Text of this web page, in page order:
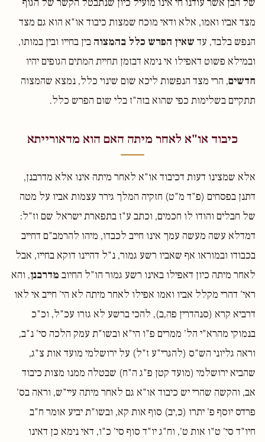
של הבן אשר עודנו חי אינו מועיל כיון שנתבטל הקשר של הגוף
מצד אביו ואמו, אלא ודאי מוכח שמצות כיבוד או"א הוא גם מצד
הנפש בלבד, עד שאין הפרש כלל בהמצוה בין בחייו ובין במותו,
ובמילא פשוט דאפילו אי נימא דבזמן תחיית המתים הגופים יהיו
חדשים, הרי מצד הנפשות ליכא שום שינוי כלל, נמצא שהמצוה
תתקיים בשלימות כפי שהוא בזה"ז בלי שום הפרש כלל.
כיבוד או"א לאחר מיתה האם הוא מדאורייתא
אלא שמצינו דעות דכיבוד או"א לאחר מיתה אינו אלא מדרבנן,
דתנן בפסחים (פ"ד מ"ט) חזקיה המלך גירר עצמות אביו על מטה
של חבלים והודו לו חכמים, וכתב ע"ז בתפארת ישראל שם וז"ל:
דמדלא עשה מעשה עמך אינו חייב לכבדו, מיהו להרמב"ם דחייב
בכבודו ובמוראו אף שאביו רשע גמור, נ"ל דהיינו דוקא בחייו, אבל
לאחר מיתה כיון דאפילו באינו רשע גמור הו"ל החיוב מדרבנן, והא
ראי' דהרי מקלל אביו ואמו אפילו לאחר מיתה לא הי' חייב אי לאו
דרביא קרא (סנהדרין פה,ב), להכי ברשע לא גזרו עכ"ל, וכ"כ
בנמוקי מהרא"י הל' ממרים פ"ו הי"א ובשו"ת עמק הלכה סי' נ"ב,
וראה גליוני הש"ס (להגרי"ע ז"ל) על ירושלמי מועד אות צ"ג,
שהביא ירושלמי (מועד קטן פ"ג ה"ח) שבטלה ממנו מצות כיבוד
אב, והקשה שהרי יש כיבוד או"א גם לאחר מיתה עיי"ש, וראה בס'
פרדס יוסף פ' יתרו (כ,יב) סוף אות קא, ובשו"ת יביע אומר ח"ב
חיו"ד סי' ט"ו אות ט', וח"ג יו"ד סוף סי' כ"ו, דאי נימא כן דאינו